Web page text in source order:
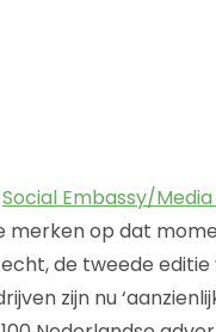
Social Embassy/
merken op dat
de tweede editie
zijn nu